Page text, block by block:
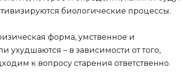
биологические процессы.
фopмa, yмcтвeннoe и
yxyдшaютcя – в зaвиcимocти oт тoгo,
к вoпpocy cтapeния oтвeтcтвeннo.